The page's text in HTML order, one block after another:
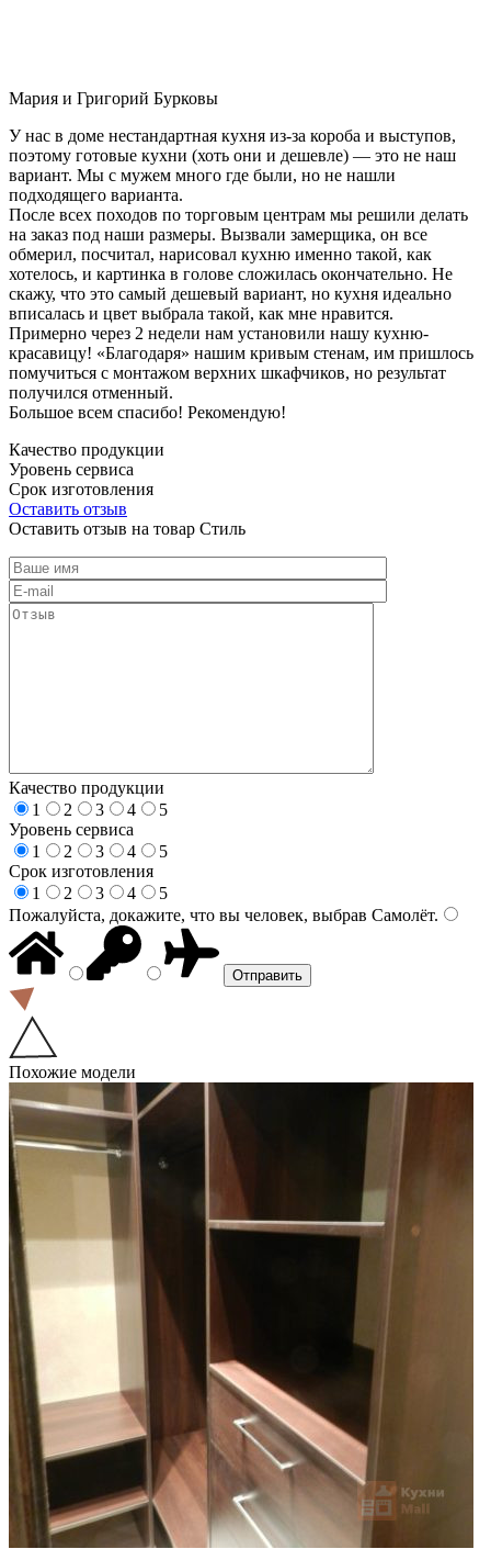
Мария и Григорий Бурковы
У нас в доме нестандартная кухня из-за короба и выступов,
поэтому готовые кухни (хоть они и дешевле) — это не наш
вариант. Мы с мужем много где были, но не нашли
подходящего варианта.
После всех походов по торговым центрам мы решили делать
на заказ под наши размеры. Вызвали замерщика, он все
обмерил, посчитал, нарисовал кухню именно такой, как
хотелось, и картинка в голове сложилась окончательно. Не
скажу, что это самый дешевый вариант, но кухня идеально
вписалась и цвет выбрала такой, как мне нравится.
Примерно через 2 недели нам установили нашу кухню-
красавицу! «Благодаря» нашим кривым стенам, им пришлось
помучиться с монтажом верхних шкафчиков, но результат
получился отменный.
Большое всем спасибо! Рекомендую!
Качество продукции
Уровень сервиса
Срок изготовления
Оставить отзыв
Оставить отзыв на товар Стиль
Качество продукции
1
2 3 4
5
Уровень сервиса
1
2 3 4
5
Срок изготовления
1
2 3 4
5
Пожалуйста, докажите, что вы человек, выбрав Самолёт.
Похожие модели